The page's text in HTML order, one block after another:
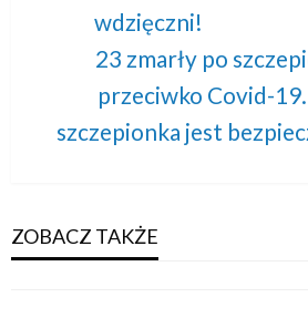
wdzięczni!
Post
23 zmarły po
przeciwko Covid-
szczepionka jest
ZOBACZ TAKŻE